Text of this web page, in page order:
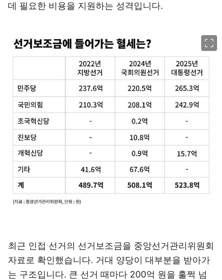
데 필요한 비용을 지원하는 성격입니다.
최근 인접 선거의 선거보조금을 중앙선거관리위원회
자료로 확인했습니다. 거대 양당이 대부분을 받아가
는 구조입니다. 큰 선거 때마다 200억 원을 훌쩍 넘